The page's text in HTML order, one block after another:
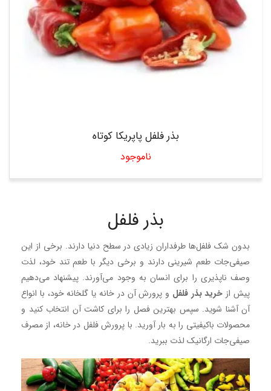
بذر فلفل پاپریکا کوتاه
ناموجود
بذر فلفل
بدون شک فلفل‌ها طرفداران زیادی در سطح دنیا دارند. برخی از این
صیفی‌جات طعم شیرینی دارند و برخی دیگر با طعم تند خود، لذت
وصف ناپذیری را برای انسان به وجود می‌آورند. پیشنهاد می‌دهیم
پیش از خرید بذر فلفل و پرورش آن در خانه یا گلخانه خود، با انواع
آن آشنا شوید. سپس بهترین فصل را برای کاشت آن انتخاب کنید و
محصولات باکیفیتی را به بار آورید. با پرورش فلفل در خانه، از مصرف
صیفی‌جات ارگانیک لذت ببرید.